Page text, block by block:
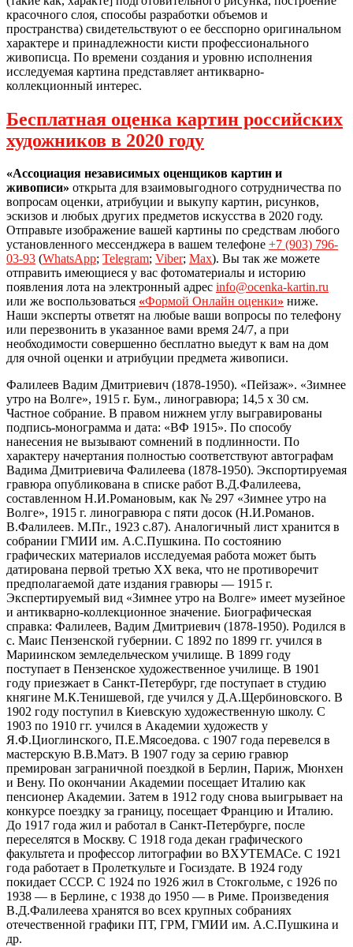
красочного слоя, способы разработки объемов и
пространства) свидетельствуют о ее бесспорно оригинальном
характере и принадлежности кисти профессионального
живописца. По времени создания и уровню исполнения
исследуемая картина представляет антикварно-
коллекционный интерес.
Бесплатная оценка картин российских
художников в 2020 году
«Ассоциация независимых оценщиков картин и
живописи» открыта для взаимовыгодного сотрудничества по
вопросам оценки, атрибуции и выкупу картин, рисунков,
эскизов и любых других предметов искусства в 2020 году.
Отправьте изображение вашей картины по средствам любого
установленного мессенджера в вашем телефоне +7 (903) 796-
03-93 (WhatsApp; Telegram; Viber; Max). Вы так же можете
отправить имеющиеся у вас фотоматериалы и историю
появления лота на электронный адрес info@ocenka-kartin.ru
или же воспользоваться «Формой Онлайн оценки» ниже.
Наши эксперты ответят на любые ваши вопросы по телефону
или перезвонить в указанное вами время 24/7, а при
необходимости совершенно бесплатно выедут к вам на дом
для очной оценки и атрибуции предмета живописи.
Фалилеев Вадим Дмитриевич (1878-1950). «Пейзаж». «Зимнее
утро на Волге», 1915 г. Бум., линогравюра; 14,5 х 30 см.
Частное собрание. В правом нижнем углу выгравированы
подпись-монограмма и дата: «ВФ 1915». По способу
нанесения не вызывают сомнений в подлинности. По
характеру начертания полностью соответствуют автографам
Вадима Дмитриевича Фалилеева (1878-1950). Экспортируемая
гравюра опубликована в списке работ В.Д.Фалилеева,
составленном Н.И.Романовым, как № 297 «Зимнее утро на
Волге», 1915 г. линогравюра с пяти досок (Н.И.Романов.
В.Фалилеев. М.Пг., 1923 с.87). Аналогичный лист хранится в
собрании ГМИИ им. А.С.Пушкина. По состоянию
графических материалов исследуемая работа может быть
датирована первой третью XX века, что не противоречит
предполагаемой дате издания гравюры — 1915 г.
Экспертируемый вид «Зимнее утро на Волге» имеет музейное
и антикварно-коллекционное значение. Биографическая
справка: Фалилеев, Вадим Дмитриевич (1878-1950). Родился в
с. Маис Пензенской губернии. С 1892 по 1899 гг. учился в
Мариинском земледельческом училище. В 1899 году
поступает в Пензенское художественное училище. В 1901
году приезжает в Санкт-Петербург, где поступает в студию
княгине М.К.Тенишевой, где учился у Д.А.Щербиновского. В
1902 году поступил в Киевскую художественную школу. С
1903 по 1910 гг. учился в Академии художеств у
Я.Ф.Циоглинского, П.Е.Мясоедова. с 1907 года перевелся в
мастерскую В.В.Матэ. В 1907 году за серию гравюр
премирован заграничной поездкой в Берлин, Париж, Мюнхен
и Вену. По окончании Академии посещает Италию как
пенсионер Академии. Затем в 1912 году снова выигрывает на
конкурсе поездку за границу, посещает Францию и Италию.
До 1917 года жил и работал в Санкт-Петербурге, после
переселятся в Москву. С 1918 года декан графического
факультета и профессор литографии во ВХУТЕМАСе. С 1921
года работает в Пролеткульте и Госиздате. В 1924 году
покидает СССР. С 1924 по 1926 жил в Стокгольме, с 1926 по
1938 — в Берлине, с 1938 до 1950 — в Риме. Произведения
В.Д.Фалилеева хранятся во всех крупных собраниях
отечественной графики ПТ, ГРМ, ГМИИ им. А.С.Пушкина и
др.